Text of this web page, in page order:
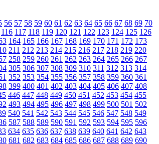
56 57 58 59 60 61 62 63 64 65 66 67 68 69 70
116 117 118 119 120 121 122 123 124 125 126
164 165 166 167 168 169 170 171 172 173
211 212 213 214 215 216 217 218 219 220
258 259 260 261 262 263 264 265 266 267
305 306 307 308 309 310 311 312 313 314
352 353 354 355 356 357 358 359 360 361
399 400 401 402 403 404 405 406 407 408
446 447 448 449 450 451 452 453 454 455
493 494 495 496 497 498 499 500 501 502
540 541 542 543 544 545 546 547 548 549
587 588 589 590 591 592 593 594 595 596
634 635 636 637 638 639 640 641 642 643
681 682 683 684 685 686 687 688 689 690